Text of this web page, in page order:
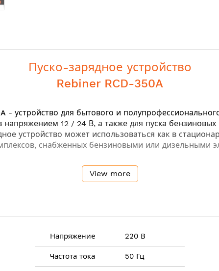
Пуско-зарядное устройство
Rebiner RCD-350A
- устройство для бытового и
12 / 24 В, а также для пуска
устройство может использоваться как в
снабженных бензиновыми или дизельными
от неправильного подключения
View more
Напряжение 220 В
Частота тока 50 Гц